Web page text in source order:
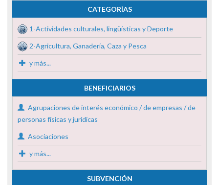
CATEGORÍAS
1-Actividades culturales, lingüísticas y Deporte
2-Agricultura, Ganadería, Caza y Pesca
y más...
BENEFICIARIOS
Agrupaciones de interés económico / de empresas / de
personas físicas y jurídicas
Asociaciones
y más...
SUBVENCIÓN